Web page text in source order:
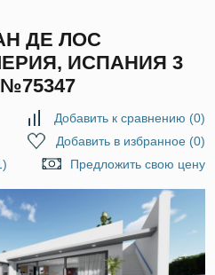
ДЕ ЛОС
ИСПАНИЯ 3
Добавить к сравнению (0)
Добавить в избранное(0)
Предложить свою цену